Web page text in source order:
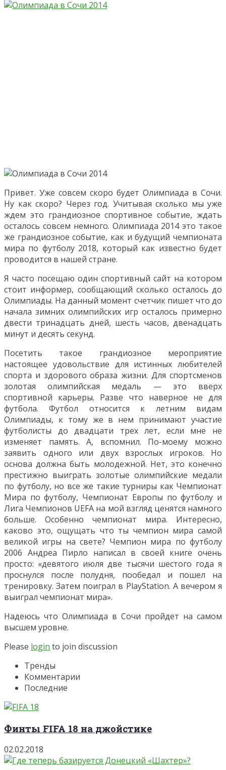
Привет. Уже совсем скоро будет Олимпиада в Сочи.
Ну как скоро? Через год. Учитывая сколько мы уже
ждем это грандиозное спортивное событие, ждать
осталось совсем немного. Олимпиада 2014 это такое
же грандиозное событие, как и будущий чемпионата
мира по футболу 2018, который как известно будет
проводится в нашей стране.
Я часто посещаю один спортивный сайт на котором
стоит информер, сообщающий сколько осталось до
Олимпиады. На данный момент счетчик пишет что до
начала зимних олимпийских игр осталось примерно
двести тринадцать дней, шесть часов, двенадцать
минут и десять секунд.
Посетить такое грандиозное мероприятие
настоящее удовольствие для истинных любителей
спорта и здорового образа жизни. Для спортсменов
золотая олимпийская медаль — это вверх
спортивной карьеры. Разве что наверное не для
футбола. Футбол относится к летним видам
Олимпиады, к тому же в нем принимают участие
футболисты до двадцати трех лет, если мне не
изменяет память. А, вспомнил. По-моему можно
заявить одного или двух взрослых игроков. Но
основа должна быть молодежной. Нет, это конечно
престижно выиграть золотые олимпийские медали
по футболу, но все же такие турниры как Чемпионат
Мира по футболу, Чемпионат Европы по футболу и
Лига Чемпионов UEFA на мой взгляд ценятся намного
больше. Особенно чемпионат мира. Интересно,
каково это, ощущать что ты чемпион мира самой
великой игры на свете? Чемпион мира по футболу
2006 Андреа Пирло написал в своей книге очень
просто: «девятого июля две тысячи шестого года я
проснулся после полудня, пообедал и пошел на
тренировку. Затем поиграл в PlayStation. А вечером я
выиграл чемпионат мира».
Надеюсь что Олимпиада в Сочи пройдет на самом
высшем уровне.
Please login to join discussion
Тренды
Комментарии
Последние
Финты FIFA 18 на джойстике
02.02.2018